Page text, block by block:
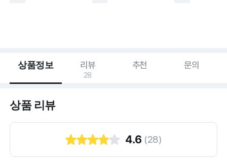
상품정보 리뷰
28
추천 문의
상품 리뷰
4.6 (28)